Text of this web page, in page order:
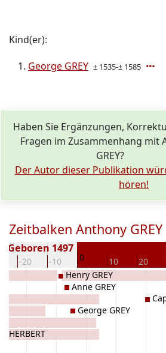
Kind(er):
George GREY ± 1535-± 1585
Haben Sie Ergänzungen,
Fragen im Zusammenhang mit
GREY?
Der Autor dieser Publikation
hören!
Zeitbalken Anthony GREY
-20 -10 0 10 20
Geboren 1497
HERBERT
Henry GREY
Anne GREY
George GREY